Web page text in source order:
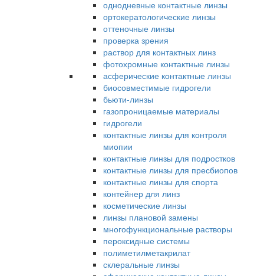
однодневные контактные линзы
ортокератологические линзы
оттеночные линзы
проверка зрения
раствор для контактных линз
фотохромные контактные линзы
асферические контактные линзы
биосовместимые гидрогели
бьюти-линзы
газопроницаемые материалы
гидрогели
контактные линзы для контроля
миопии
контактные линзы для подростков
контактные линзы для пресбиопов
контактные линзы для спорта
контейнер для линз
косметические линзы
линзы плановой замены
многофункциональные растворы
пероксидные системы
полиметилметакрилат
склеральные линзы